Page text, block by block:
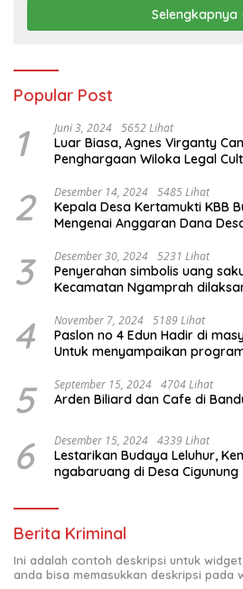
Selengkapnya
Popular Post
1 Juni 3, 2024 5652 Lihat
Luar Biasa, Agnes Virganty
Penghargaan Wiloka Legal
2 Desember 14, 2024 5485 Lihat
Kepala Desa Kertamukti KBB
Mengenai Anggaran Dana
3 Desember 30, 2024 5231 Lihat
Penyerahan simbolis uang
Kecamatan Ngamprah
4 November 7, 2024 5189 Lihat
Paslon no 4 Edun Hadir di
Untuk menyampaikan
5 September 15, 2024 4704 Lihat
Arden Biliard dan Cafe di
6 Desember 15, 2024 4339 Lihat
Lestarikan Budaya Leluhur,
ngabaruang di Desa Cigunung
Berita Kriminal
Ini adalah contoh deskripsi untuk
anda bisa memasukkan deskripsi pada